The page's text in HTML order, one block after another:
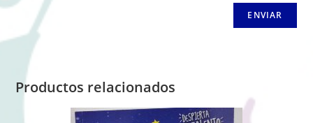
Productos relacionados